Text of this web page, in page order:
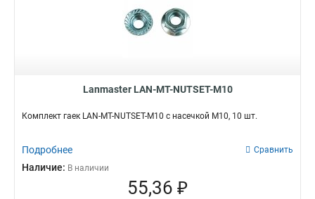
Lanmaster LAN-MT-NUTSET-M10
Комплект гаек LAN-MT-NUTSET-M10 с насечкой M10, 10 шт.
Подробнее Сравнить
Наличие: В наличии
55,36 ₽